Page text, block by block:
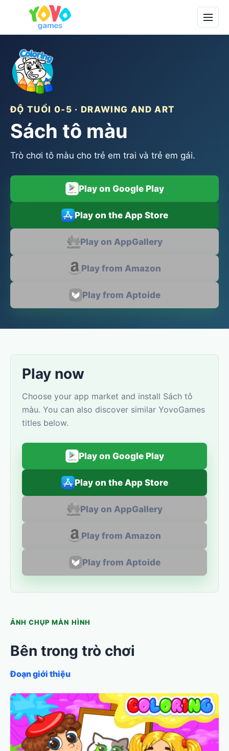
ĐỘ TUỔI 0-5 · DRAWING AND ART
Sách tô màu
Trò chơi tô màu cho trẻ em trai và trẻ em gái.
Play on Google Play
Play on the App Store
Play on AppGallery
Play from Amazon
Play from Aptoide
Play now
Choose your app market and install Sách tô
màu. You can also discover similar YovoGames
titles below.
Play on Google Play
Play on the App Store
Play on AppGallery
Play from Amazon
Play from Aptoide
ẢNH CHỤP MÀN HÌNH
Bên trong trò chơi
Đoạn giới thiệu